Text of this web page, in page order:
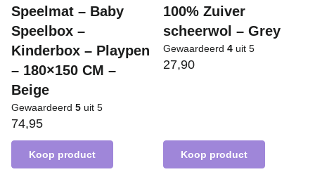
Speelmat – Baby
Speelbox –
Kinderbox – Playpen
– 180×150 CM –
Beige
Gewaardeerd 5 uit 5
74,95
Koop product
100% Zuiver
scheerwol – Grey
Gewaardeerd 4 uit 5
27,90
Koop product